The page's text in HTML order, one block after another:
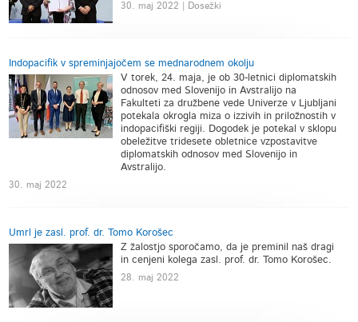
30. maj 2022 | Dosežki
Indopacifik v spreminjajočem se mednarodnem okolju
V torek, 24. maja, je ob 30-letnici diplomatskih
odnosov med Slovenijo in Avstralijo na
Fakulteti za družbene vede Univerze v Ljubljani
potekala okrogla miza o izzivih in priložnostih v
indopacifiški regiji. Dogodek je potekal v sklopu
obeležitve tridesete obletnice vzpostavitve
diplomatskih odnosov med Slovenijo in
Avstralijo.
30. maj 2022
Umrl je zasl. prof. dr. Tomo Korošec
Z žalostjo sporočamo, da je preminil naš dragi
in cenjeni kolega zasl. prof. dr. Tomo Korošec.
28. maj 2022